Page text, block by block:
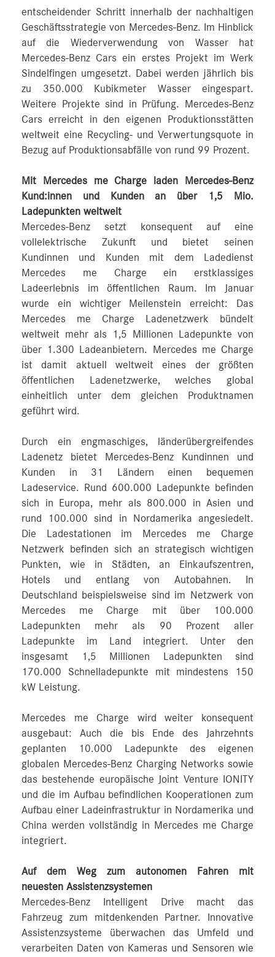
entscheidender Schritt innerhalb der nachhaltigen
Geschäftsstrategie von Mercedes-Benz. Im Hinblick
auf die Wiederverwendung von Wasser hat
Mercedes-Benz Cars ein erstes Projekt im Werk
Sindelfingen umgesetzt. Dabei werden jährlich bis
zu 350.000 Kubikmeter Wasser eingespart.
Weitere Projekte sind in Prüfung. Mercedes-Benz
Cars erreicht in den eigenen Produktionsstätten
weltweit eine Recycling- und Verwertungsquote in
Bezug auf Produktionsabfälle von rund 99 Prozent.
Mit Mercedes me Charge laden Mercedes-Benz
Kund:innen und Kunden an über 1,5 Mio.
Ladepunkten weltweit
Mercedes-Benz setzt konsequent auf eine
vollelektrische Zukunft und bietet seinen
Kundinnen und Kunden mit dem Ladedienst
Mercedes me Charge ein erstklassiges
Ladeerlebnis im öffentlichen Raum. Im Januar
wurde ein wichtiger Meilenstein erreicht: Das
Mercedes me Charge Ladenetzwerk bündelt
weltweit mehr als 1,5 Millionen Ladepunkte von
über 1.300 Ladeanbietern. Mercedes me Charge
ist damit aktuell weltweit eines der größten
öffentlichen Ladenetzwerke, welches global
einheitlich unter dem gleichen Produktnamen
geführt wird.
Durch ein engmaschiges, länderübergreifendes
Ladenetz bietet Mercedes-Benz Kundinnen und
Kunden in 31 Ländern einen bequemen
Ladeservice. Rund 600.000 Ladepunkte befinden
sich in Europa, mehr als 800.000 in Asien und
rund 100.000 sind in Nordamerika angesiedelt.
Die Ladestationen im Mercedes me Charge
Netzwerk befinden sich an strategisch wichtigen
Punkten, wie in Städten, an Einkaufszentren,
Hotels und entlang von Autobahnen. In
Deutschland beispielsweise sind im Netzwerk von
Mercedes me Charge mit über 100.000
Ladepunkten mehr als 90 Prozent aller
Ladepunkte im Land integriert. Unter den
insgesamt 1,5 Millionen Ladepunkten sind
170.000 Schnelladepunkte mit mindestens 150
kW Leistung.
Mercedes me Charge wird weiter konsequent
ausgebaut: Auch die bis Ende des Jahrzehnts
geplanten 10.000 Ladepunkte des eigenen
globalen Mercedes-Benz Charging Networks sowie
das bestehende europäische Joint Venture IONITY
und die im Aufbau befindlichen Kooperationen zum
Aufbau einer Ladeinfrastruktur in Nordamerika und
China werden vollständig in Mercedes me Charge
integriert.
Auf dem Weg zum autonomen Fahren mit
neuesten Assistenzsystemen
Mercedes-Benz Intelligent Drive macht das
Fahrzeug zum mitdenkenden Partner. Innovative
Assistenzsysteme überwachen das Umfeld und
verarbeiten Daten von Kameras und Sensoren wie